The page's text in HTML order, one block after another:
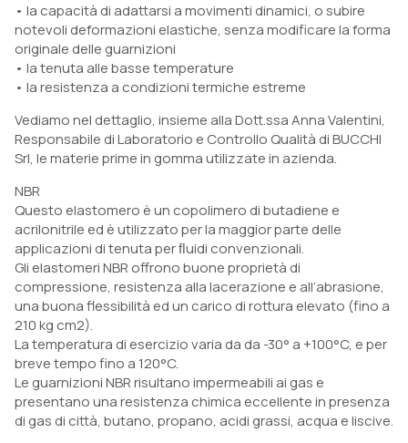
• la capacità di adattarsi a movimenti dinamici, o subire
notevoli deformazioni elastiche, senza modificare la forma
originale delle guarnizioni
• la tenuta alle basse temperature
• la resistenza a condizioni termiche estreme
Vediamo nel dettaglio, insieme alla Dott.ssa Anna Valentini,
Responsabile di Laboratorio e Controllo Qualità di BUCCHI
Srl, le materie prime in gomma utilizzate in azienda.
NBR
Questo elastomero è un copolimero di butadiene e
acrilonitrile ed è utilizzato per la maggior parte delle
applicazioni di tenuta per ﬂuidi convenzionali.
Gli elastomeri NBR offrono buone proprietà di
compressione, resistenza alla lacerazione e all’abrasione,
una buona flessibilità ed un carico di rottura elevato (fino a
210 kg cm2).
La temperatura di esercizio varia da da -30° a +100°C, e per
breve tempo fino a 120°C.
Le guarnizioni NBR risultano impermeabili ai gas e
presentano una resistenza chimica eccellente in presenza
di gas di città, butano, propano, acidi grassi, acqua e liscive.